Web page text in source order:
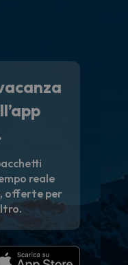
reale
offerte per